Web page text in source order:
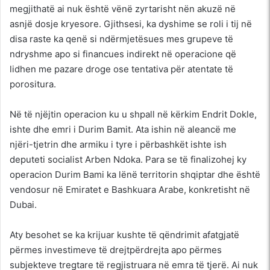
megjithatë ai nuk është vënë zyrtarisht nën akuzë në
asnjë dosje kryesore. Gjithsesi, ka dyshime se roli i tij në
disa raste ka qenë si ndërmjetësues mes grupeve të
ndryshme apo si financues indirekt në operacione që
lidhen me pazare droge ose tentativa për atentate të
porositura.
Në të njëjtin operacion ku u shpall në kërkim Endrit Dokle,
ishte dhe emri i Durim Bamit. Ata ishin në aleancë me
njëri-tjetrin dhe armiku i tyre i përbashkët ishte ish
deputeti socialist Arben Ndoka. Para se të finalizohej ky
operacion Durim Bami ka lënë territorin shqiptar dhe është
vendosur në Emiratet e Bashkuara Arabe, konkretisht në
Dubai.
Aty besohet se ka krijuar kushte të qëndrimit afatgjatë
përmes investimeve të drejtpërdrejta apo përmes
subjekteve tregtare të regjistruara në emra të tjerë. Ai nuk